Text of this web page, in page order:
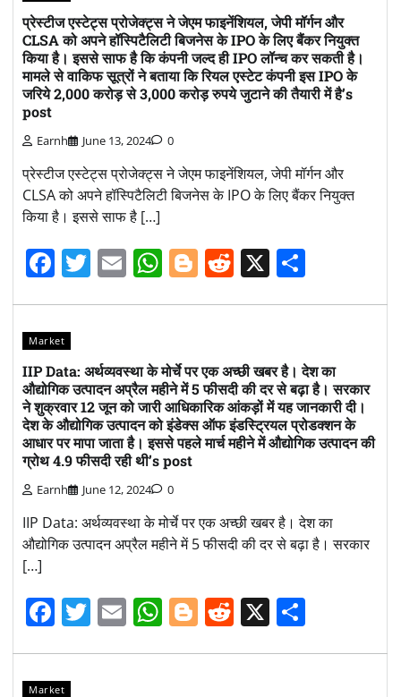
प्रेस्टीज एस्टेट्स प्रोजेक्ट्स ने जेएम फाइनेंशियल, जेपी मॉर्गन और
CLSA को अपने हॉस्पिटैलिटी बिजनेस के IPO के लिए बैंकर नियुक्त
किया है। इससे साफ है कि कंपनी जल्द ही IPO लॉन्च कर सकती है।
मामले से वाकिफ सूत्रों ने बताया कि रियल एस्टेट कंपनी इस IPO के
जरिये 2,000 करोड़ से 3,000 करोड़ रुपये जुटाने की तैयारी में है’s
post
Earnh June 13, 2024 0
प्रेस्टीज एस्टेट्स प्रोजेक्ट्स ने जेएम फाइनेंशियल, जेपी मॉर्गन और
CLSA को अपने हॉस्पिटैलिटी बिजनेस के IPO के लिए बैंकर नियुक्त
किया है। इससे साफ है […]
Facebook
Twitter
EmailWhatsApp
Blogger
Reddit
X
Market
IIP Data: अर्थव्यवस्था के मोर्चे पर एक अच्छी खबर है। देश का
औद्योगिक उत्पादन अप्रैल महीने में 5 फीसदी की दर से बढ़ा है। सरकार
ने शुक्रवार 12 जून को जारी आधिकारिक आंकड़ों में यह जानकारी दी।
देश के औद्योगिक उत्पादन को इंडेक्स ऑफ इंडस्ट्रियल प्रोडक्शन के
आधार पर मापा जाता है। इससे पहले मार्च महीने में औद्योगिक उत्पादन की
ग्रोथ 4.9 फीसदी रही थी’s post
Earnh June 12, 2024 0
IIP Data: अर्थव्यवस्था के मोर्चे पर एक अच्छी खबर है। देश का
औद्योगिक उत्पादन अप्रैल महीने में 5 फीसदी की दर से बढ़ा है। सरकार
[…]
Facebook
Twitter
EmailWhatsApp
Blogger
Reddit
X
Market